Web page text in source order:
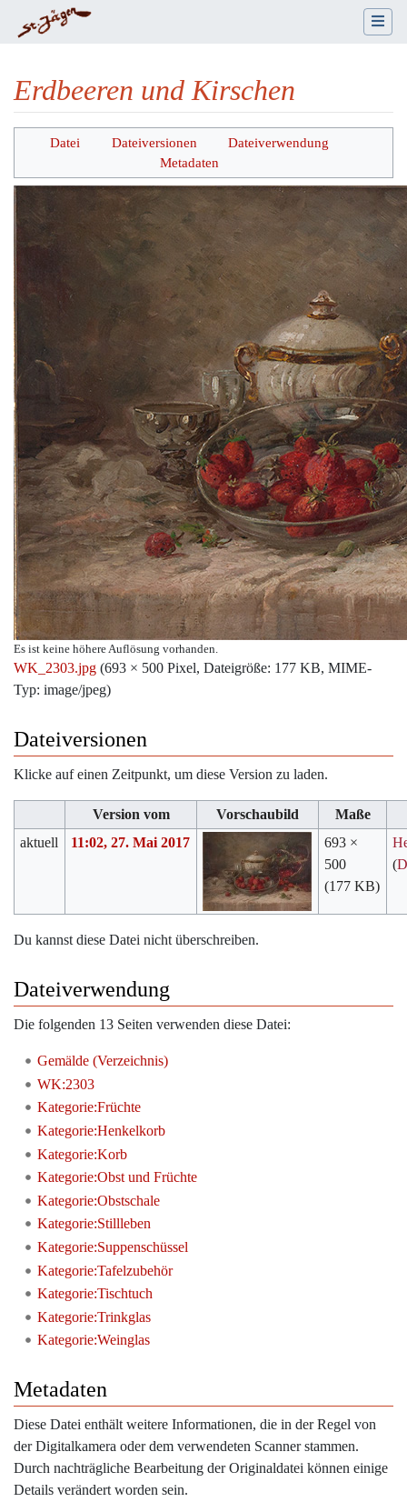
Erdbeeren und Kirschen
Wechseln zu: Navigation,Suche
Datei Dateiversionen
Dateiverwendung
Metadaten
Es ist keine höhere Auflösung vorhanden.
WK_2303.jpg (693 × 500 Pixel, Dateigröße: 177 KB, MIME-
Typ: image/jpeg)
Dateiversionen
Klicke auf einen Zeitpunkt, um diese Version zu laden.
Version vom Vorschaubild
Maße
aktuell
11:02, 27. Mai 2017
693 ×
500
(177 KB)
(
Du kannst diese Datei nicht überschreiben.
Dateiverwendung
Die folgenden 13 Seiten verwenden diese Datei:
Gemälde (Verzeichnis)
WK:2303
Kategorie:Früchte
Kategorie:Henkelkorb
Kategorie:Korb
Kategorie:Obst und Früchte
Kategorie:Obstschale
Kategorie:Stillleben
Kategorie:Suppenschüssel
Kategorie:Tafelzubehör
Kategorie:Tischtuch
Kategorie:Trinkglas
Kategorie:Weinglas
Metadaten
Diese Datei enthält weitere Informationen, die in der Regel von
der Digitalkamera oder dem verwendeten Scanner stammen.
Durch nachträgliche Bearbeitung der Originaldatei können einige
Details verändert worden sein.